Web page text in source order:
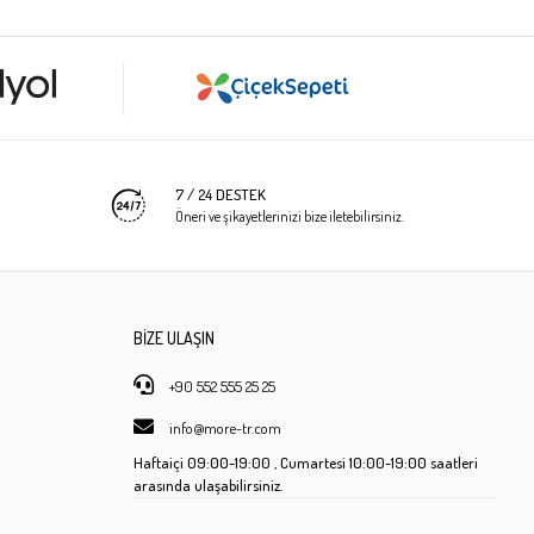
7 / 24 DESTEK
Öneri ve şikayetlerinizi bize iletebilirsiniz.
BİZE ULAŞIN
+90 552 555 25 25
info@more-tr.com
Haftaiçi 09:00-19:00 , Cumartesi10:00-19:00 saatleri
arasında ulaşabilirsiniz.